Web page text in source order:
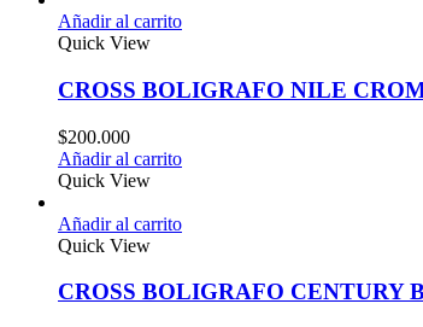
Añadir al carrito
Quick View
CROSS BOLIGRAFO NILE
$200.000
Añadir al carrito
Quick View
Añadir al carrito
Quick View
CROSS BOLIGRAFO CENTURY